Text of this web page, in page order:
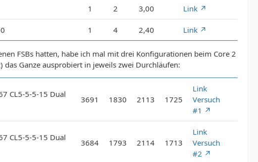
1 2 3,00 Link
1 4 2,40 Link
FSBs hatten, habe ich mal mit drei Konfigurationen beim Core 2
das Ganze ausprobiert in jeweils zwei Durchläufen:
CL5-5-5-15 Dual
3691 1830 2113 1725
Link
Versuch
#1
CL5-5-5-15 Dual
3684 1793 2114 1713
Link
Versuch
#2